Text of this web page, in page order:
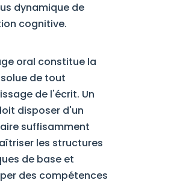
dynamique de
cognitive.
oral constitue la
de tout
de l'écrit. Un
disposer d'un
suffisamment
les structures
de base et
des compétences